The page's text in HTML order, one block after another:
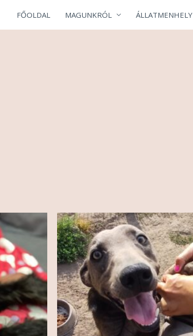
FŐOLDAL MAGUNKRÓL ÁLLATMENHELY